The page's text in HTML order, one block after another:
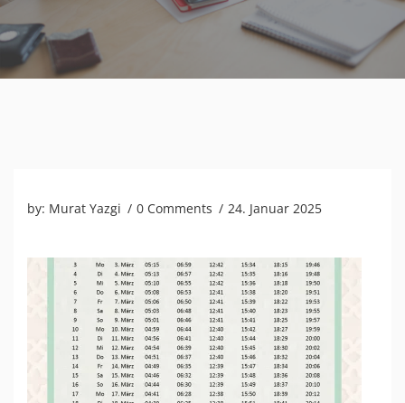
by: Murat Yazgi 0 Comments 24. Januar 2025